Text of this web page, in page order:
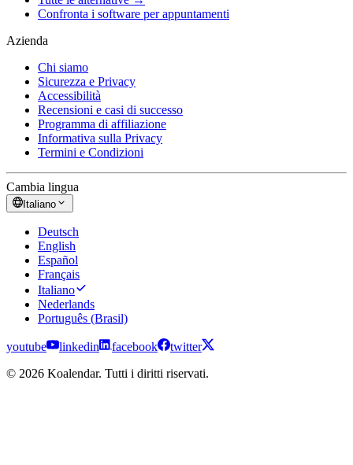
Confronta i software per appuntamenti
Azienda
Chi siamo
Sicurezza e Privacy
Accessibilità
Recensioni e casi di successo
Programma di affiliazione
Informativa sulla Privacy
Termini e Condizioni
Cambia lingua
Italiano
Deutsch
English
Español
Français
Italiano
Nederlands
Português (Brasil)
youtube linkedin facebook
twitter
© 2026 Koalendar. Tutti i diritti riservati.